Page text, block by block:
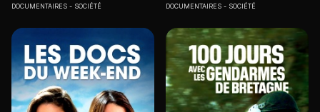
DOCUMENTAIRES SOCIÉTÉ DOCUMENTAIRES SOCIÉTÉ